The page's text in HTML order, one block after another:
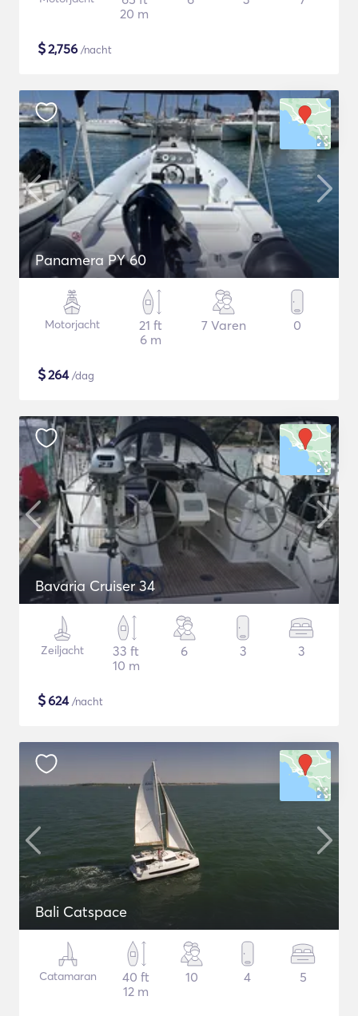
20 m
$2,756 /nacht
Panamera PY 60
Motorjacht
21 ft
6 m
7 Varen 0
$264/dag
Bavaria Cruiser 34
Zeiljacht
33 ft
10 m
6 3 3
$624/nacht
Bali Catspace
Catamaran
40 ft
12 m
10 4 5